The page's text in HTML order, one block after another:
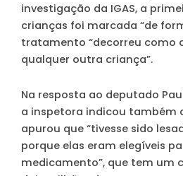
investigação da IGAS, a
crianças foi marcada “de
tratamento “decorreu como
qualquer outra criança”.
Na resposta ao deputado
a inspetora indicou também
apurou que “tivesse sido
porque elas eram elegíveis
medicamento”, que tem um